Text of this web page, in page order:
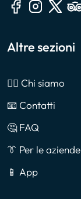
Altre sezioni
🙎‍♂️ Chi siamo
📧 Contatti
🤔 FAQ
👔 Per le aziende
📱 App